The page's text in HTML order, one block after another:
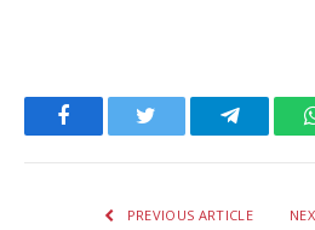
Facebook
PREVIOUS ARTICLE